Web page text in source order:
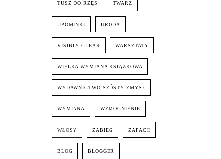
TUSZ DO RZĘS TWARZ
UPOMINKI URODA
VISIBLY CLEAR WARSZTATY
WIELKA WYMIANA KSIĄŻKOWA
WYDAWNICTWO SZÓSTY ZMYSŁ
WYMIANA WZMOCNIENIE
WŁOSY ZABIEG ZAPACH
BLOG BLOGGER